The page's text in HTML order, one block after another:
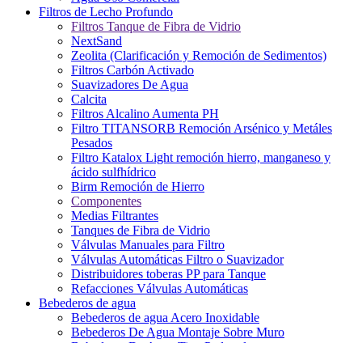
Filtros de Lecho Profundo
Filtros Tanque de Fibra de Vidrio
NextSand
Zeolita (Clarificación y Remoción de Sedimentos)
Filtros Carbón Activado
Suavizadores De Agua
Calcita
Filtros Alcalino Aumenta PH
Filtro TITANSORB Remoción Arsénico y Metáles
Pesados
Filtro Katalox Light remoción hierro, manganeso y
ácido sulfhídrico
Birm Remoción de Hierro
Componentes
Medias Filtrantes
Tanques de Fibra de Vidrio
Válvulas Manuales para Filtro
Válvulas Automáticas Filtro o Suavizador
Distribuidores toberas PP para Tanque
Refacciones Válvulas Automáticas
Bebederos de agua
Bebederos de agua Acero Inoxidable
Bebederos De Agua Montaje Sobre Muro